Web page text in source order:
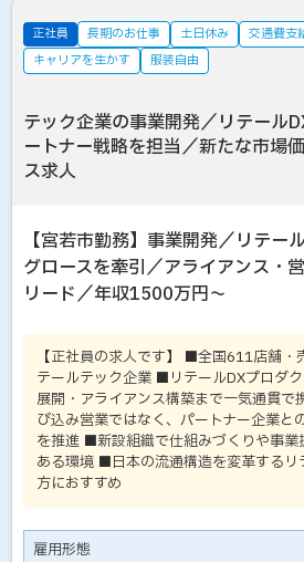
正社員 長期のお仕事 土日休み 交通費支
キャリアを生かす
服装自由
テック企業の事業開発／リテール
ートナー戦略を担当／新たな市場
ス求人
【宮若市勤務】事業開発／リテー
グロースを牽引／アライアンス・
リード／年収1500万円～
【正社員の求人です】 ■全国611店舗・
テールテック企業 ■リテールDXプロダ
展開・アライアンス構築まで一気通貫
び込み営業ではなく、パートナー企業と
を推進 ■新設組織で仕組みづくりや事
ある環境 ■日本の流通構造を変革するリ
方におすすめ
雇用形態